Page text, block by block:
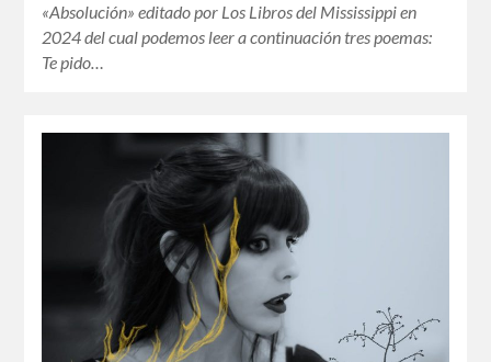
«Absolución» editado por Los Libros del Mississippi en
2024 del cual podemos leer a continuación tres poemas:
Te pido…